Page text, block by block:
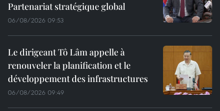
Partenariat stratégique global
06/08/2026 09:53
Le dirigeant Tô Lâm appelle à
renouveler la planification et le
développement des infrastructures
06/08/2026 09:49